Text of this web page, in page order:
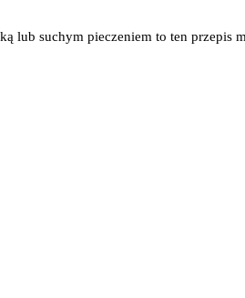
lub suchym pieczeniem to ten przepis